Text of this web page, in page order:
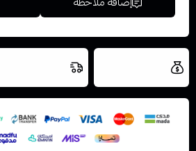
اسحب و افلت الملف
استعراض